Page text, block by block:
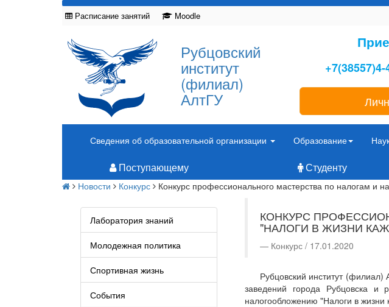
Расписание занятий Moodle
Рубцовский
институт
(филиал)
АлтГУ
+7(38557)4-
Сведения об образовательной организации Образование
Поступающему Студенту
Новости Конкурс Конкурс профессионального мастерства по налогам и
Лаборатория знаний
Молодежная политика
Спортивная жизнь
События
КОНКУРС
"НАЛОГИ В ЖИЗНИ
Конкурс / 17.01.2020
Рубцовский институт
заведений города Рубцовска и
налогообложению "Налоги в жизни